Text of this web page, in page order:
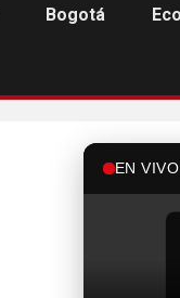
Bogotá
EN VIVO